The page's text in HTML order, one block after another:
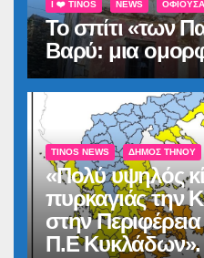
I ❤️ TINOS NEWS ΟΦΙΟΎΣΑ
Το σπίτι «των
Βαρύ: μια
TINOS NEWS ΔΉΜΟΣ ΤΉΝΟΥ
«Πολύ υψηλός
πυρκαγιάς την
στην
Π.Ε Κυκλάδων».